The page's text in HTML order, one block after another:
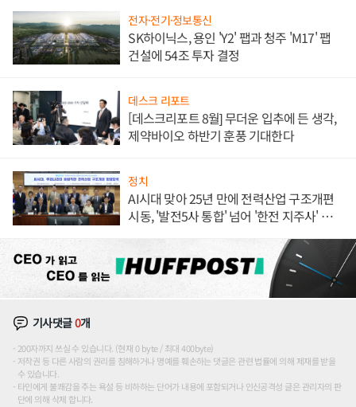
전자·전기·정보통신
SK하이닉스, 용인 'Y2' 팹과 청주 'M17' 팹
건설에 54조 투자 결정
데스크 리포트
[데스크리포트 8월] 무더운 입추에 든 생각,
제약바이오 하반기 훈풍 기대한다
정치
AI시대 맞아 25년 만에 전력산업 구조개편
시동, '발전5사 통합' 넘어 '한전 지주사' 재편
기사댓글0개
200자까지 쓰실 수 있습니다. (현재 0 byte / 최대 400byte)
저작권 등 다른 사람의 권리를 침해하거나 명예를 훼손하는 댓글은 관련 법률에 의해 제재를 받을
수 있습니다.
타인에게 불쾌감을 주는 욕설 등 비하하는 단어가 내용에 포함되거나 인신공격성 글은 관리자의 판
단에 의해 삭제 합니다.